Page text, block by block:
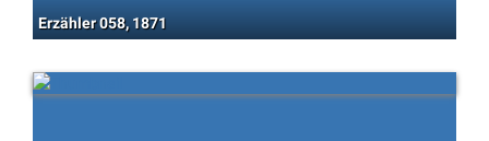
Erzähler 058, 1871